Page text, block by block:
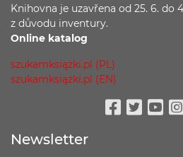
Knihovna je uzavřena od 25. 6. do
z důvodu inventury.
Online katalog
szukamksiążki.pl (PL)
szukamksiążki.pl (EN)
Newsletter